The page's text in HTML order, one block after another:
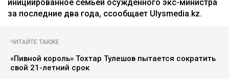
инициированное семьей осужденного экс-министра
за последние два года, ссообщает Ulysmedia.kz.
ЧИТАЙТЕ ТАКЖЕ
«Пивной король» Тохтар Тулешов пытается сократить
свой 21-летний срок